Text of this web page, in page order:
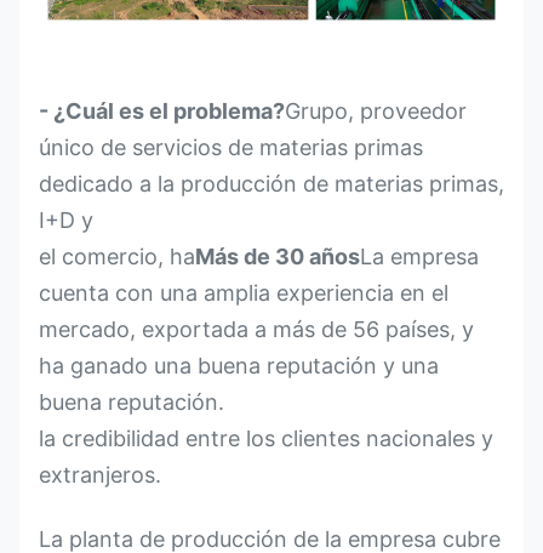
- ¿Cuál es el problema?Grupo, proveedor
único de servicios de materias primas
dedicado a la producción de materias primas,
I+D y
el comercio, haMás de 30 añosLa empresa
cuenta con una amplia experiencia en el
mercado, exportada a más de 56 países, y
ha ganado una buena reputación y una
buena reputación.
la credibilidad entre los clientes nacionales y
extranjeros.
La planta de producción de la empresa cubre